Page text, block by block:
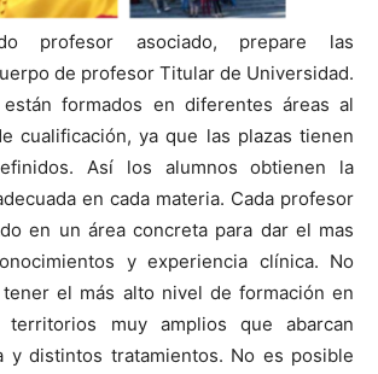
profesor asociado, prepare las
de profesor Titular de Universidad.
formados en diferentes áreas al
cualificación, ya que las plazas tienen
Así los alumnos obtienen la
en cada materia. Cada profesor
en un área concreta para dar el mas
y experiencia clínica. No
el más alto nivel de formación en
territorios muy amplios que abarcan
y distintos tratamientos. No es posible